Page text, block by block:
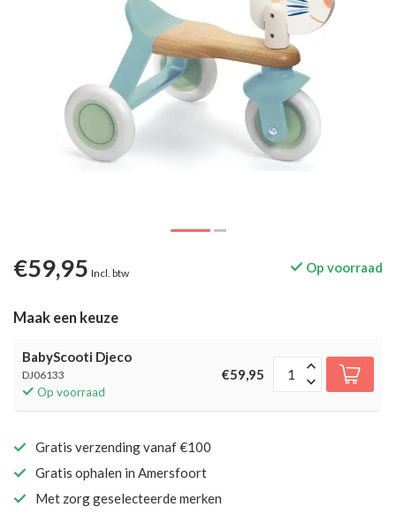
€59,95 Incl. btw Op voorraad
Maak een keuze
BabyScooti Djeco
DJ06133
Op voorraad
€59,95
Gratis verzending vanaf €100
Gratis ophalen in Amersfoort
Met zorg geselecteerde merken